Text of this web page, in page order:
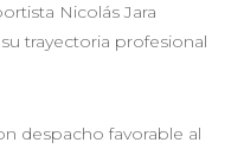
Nicolás Jara
trayectoria profesional
despacho favorable al